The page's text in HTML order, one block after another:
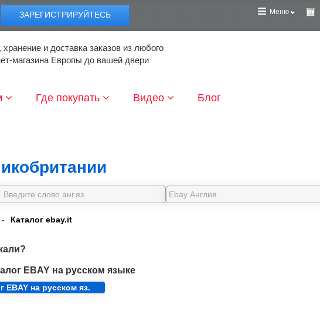
ЗАРЕГИСТРИРУЙТЕСЬ Меню
и доставка заказов из любого
магазина Европы до вашей двери
Где покупать Видео Блог
- Каталог ebay.it
EBAY на русском языке
EBAY на русском яз.